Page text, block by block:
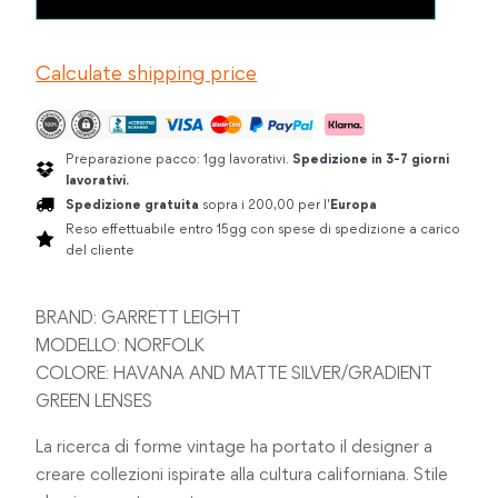
€325.00.€260.00.
MATTE
quantità
Calculate shipping price
Preparazione pacco: 1gg lavorativi. Spedizione in 3-7 giorni
lavorativi.
Spedizione gratuita sopra i 200,00 per l'Europa
Reso effettuabile entro 15gg con spese di spedizione a carico
del cliente
BRAND: GARRETT LEIGHT
MODELLO: NORFOLK
COLORE: HAVANA AND MATTE SILVER/GRADIENT
GREEN LENSES
La ricerca di forme vintage ha portato il designer a
creare collezioni ispirate alla cultura californiana. Stile